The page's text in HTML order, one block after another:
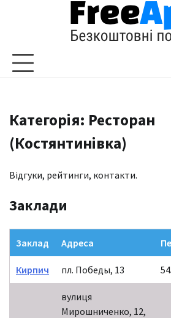
Категорія: Ресторан
(Костянтинівка)
Відгуки, рейтинги, контакти.
Заклади
Заклад Адреса
Кирпич пл. Победы, 13
вулиця
Мирошниченко, 12,